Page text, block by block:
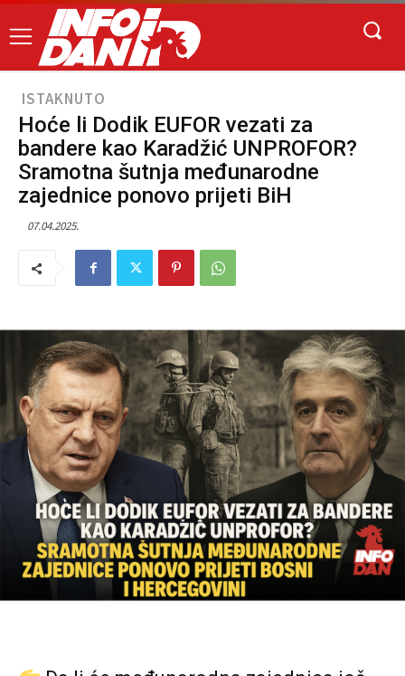
ISTAKNUTO
Hoće li Dodik EUFOR vezati za
bandere kao Karadžić UNPROFOR?
Sramotna šutnja međunarodne
zajednice ponovo prijeti BiH
07.04.2025.